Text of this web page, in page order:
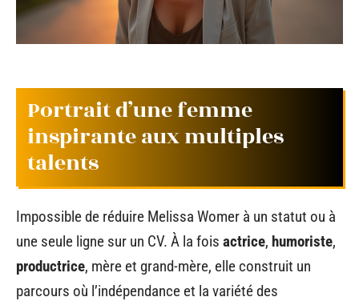
Portrait d’une femme
inspirante aux multiples
talents
Impossible de réduire Melissa Womer à un statut ou à
une seule ligne sur un CV. À la fois actrice, humoriste,
productrice, mère et grand-mère, elle construit un
parcours où l’indépendance et la variété des